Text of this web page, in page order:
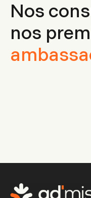
Nos
nos